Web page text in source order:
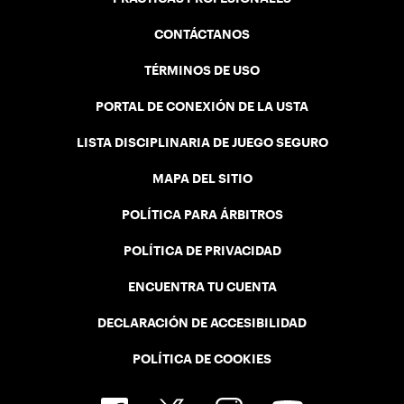
CONTÁCTANOS
TÉRMINOS DE USO
PORTAL DE CONEXIÓN DE LA USTA
LISTA DISCIPLINARIA DE JUEGO SEGURO
MAPA DEL SITIO
POLÍTICA PARA ÁRBITROS
POLÍTICA DE PRIVACIDAD
ENCUENTRA TU CUENTA
DECLARACIÓN DE ACCESIBILIDAD
POLÍTICA DE COOKIES